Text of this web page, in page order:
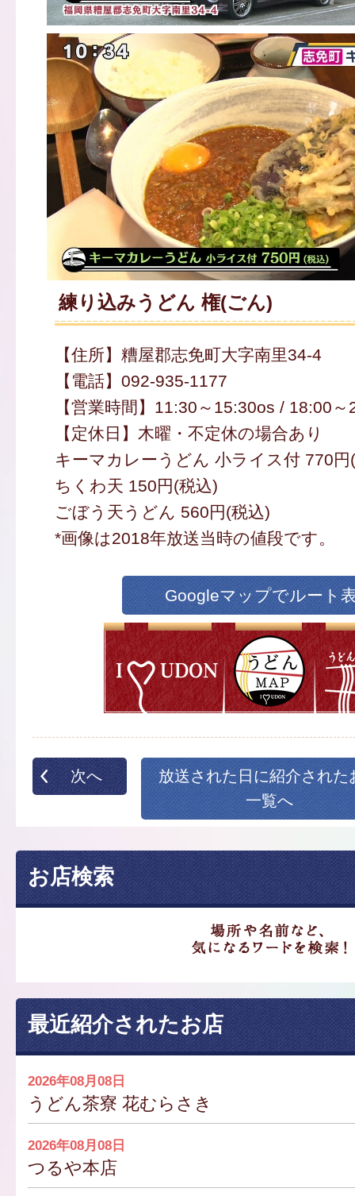
練り込みうどん 権(ごん)
【住所】糟屋郡志免町大字南里34-4
【電話】092-935-1177
【営業時間】11:30～15:30os / 18:00
【定休日】木曜・不定休の場合あり
キーマカレーうどん 小ライス付 770円
ちくわ天 150円(税込)
ごぼう天うどん 560円(税込)
*画像は2018年放送当時の値段です。
Googleマップでルート
次へ
放送された日に紹介された
一覧へ
お店検索
最近紹介されたお店
2026年08月08日
うどん茶寮 花むらさき
2026年08月08日
つるや本店